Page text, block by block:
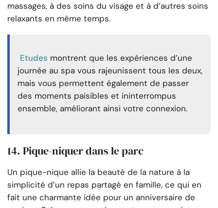
massages, à des soins du visage et à d’autres soins
relaxants en même temps.
Etudes montrent que les expériences d’une
journée au spa vous rajeunissent tous les deux,
mais vous permettent également de passer
des moments paisibles et ininterrompus
ensemble, améliorant ainsi votre connexion.
14. Pique-niquer dans le parc
Un pique-nique allie la beauté de la nature à la
simplicité d’un repas partagé en famille, ce qui en
fait une charmante idée pour un anniversaire de